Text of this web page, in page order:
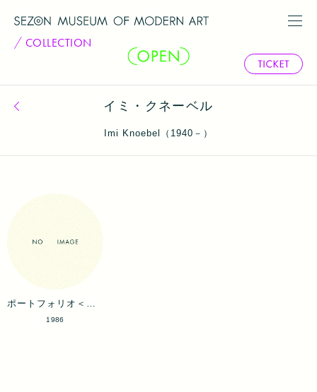
COLLECTION
コレクション一覧へ戻るイミ・クネーベル
Imi Knoebel（1940－）
ポートフォリオ＜ヨゼフ・ボイスのために＞無題
1986